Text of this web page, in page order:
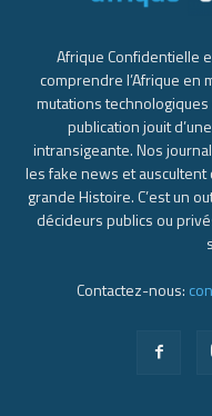
Afrique Confidentielle
comprendre l’Afrique en
mutations
publication jouit
intransigeante. Nos
les fake news et
grande Histoire. C’est un
décideurs publics ou
Contactez-nous: